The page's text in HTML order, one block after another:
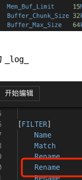
_log_